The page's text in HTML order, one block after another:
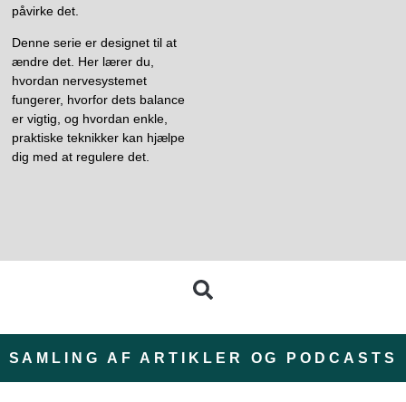
påvirke det.
Denne serie er designet til at
ændre det. Her lærer du,
hvordan nervesystemet
fungerer, hvorfor dets balance
er vigtig, og hvordan enkle,
praktiske teknikker kan hjælpe
dig med at regulere det.
SAMLING AF ARTIKLER OG PODCASTS